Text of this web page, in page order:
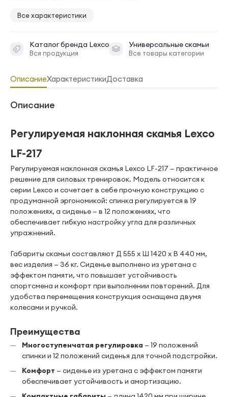
Все характеристики
Каталог бренда Lexco
Вся продукция
Универсальные скамьи
Все товары категории
ОписаниеХарактеристикиДоставка
Описание
Регулируемая наклонная скамья Lexco
LF-217
Регулируемая наклонная скамья Lexco LF-217 — практичное
решение для силовых тренировок. Модель относится к
серии Lexco и сочетает в себе прочную конструкцию с
продуманной эргономикой: спинка регулируется в 19
положениях, а сиденье — в 12 положениях, что
обеспечивает гибкую настройку угла для различных
упражнений.
Габариты скамьи составляют Д 555 x Ш 1420 x В 440 мм,
вес изделия — 36 кг. Сиденье выполнено из уретана с
эффектом памяти, что повышает устойчивость
спортсмена и комфорт при выполнении повторений. Для
удобства перемещения конструкция оснащена двумя
колесами и ручкой.
Преимущества
Многоступенчатая регулировка — 19 положений
спинки и 12 положений сиденья для точной подстройки.
Комфорт — сиденье из уретана с эффектом памяти
обеспечивает устойчивость и амортизацию.